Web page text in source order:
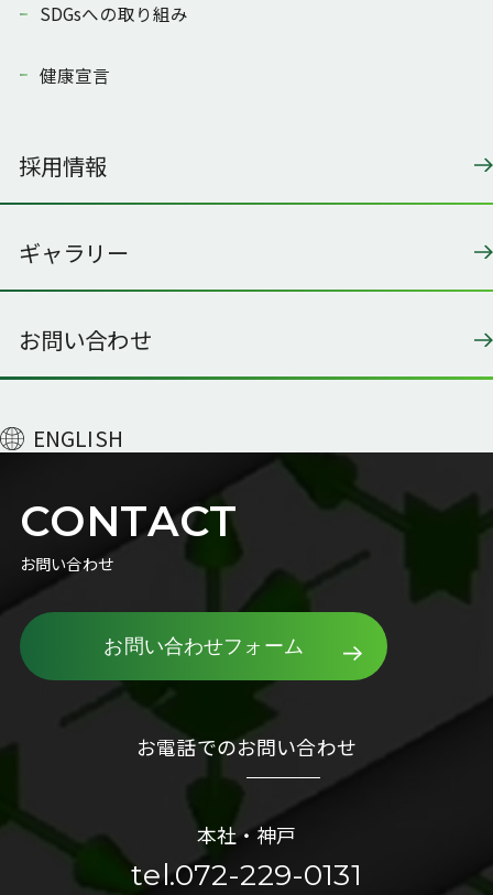
SDGsへの取り組み
健康宣言
採用情報
ギャラリー
お問い合わせ
ENGLISH
CONTACT
お問い合わせ
お問い合わせフォーム
お電話でのお問い合わせ
本社・神戸
tel.072-229-0131